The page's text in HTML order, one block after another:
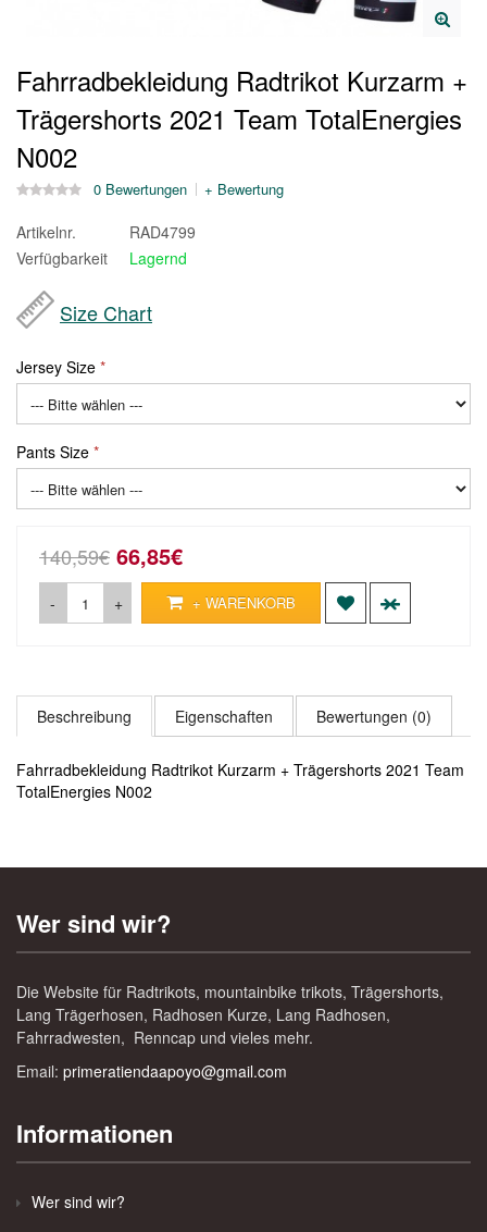
Fahrradbekleidung Radtrikot Kurzarm +
Trägershorts 2021 Team TotalEnergies
N002
0 Bewertungen + Bewertung
Artikelnr.
RAD4799
Verfügbarkeit
Lagernd
Size Chart
Jersey Size
Pants Size
140,59€ 66,85€
- + + WARENKORB
Beschreibung Eigenschaften Bewertungen (0)
Fahrradbekleidung Radtrikot Kurzarm + Trägershorts 2021 Team
TotalEnergies N002
Wer sind wir?
Die Website für Radtrikots, mountainbike trikots, Trägershorts,
Lang Trägerhosen, Radhosen Kurze, Lang Radhosen,
Fahrradwesten, Renncap und vieles mehr.
Email: primeratiendaapoyo@gmail.com
Informationen
Wer sind wir?